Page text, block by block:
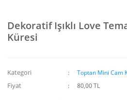
Dekoratif Işıklı Love
Küresi
Kategori Toptan Mini Cam
Fiyat 80,00 TL